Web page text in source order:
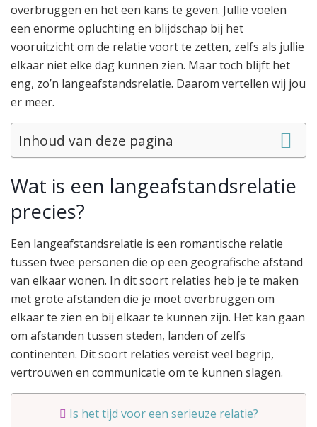
overbruggen en het een kans te geven. Jullie voelen
een enorme opluchting en blijdschap bij het
vooruitzicht om de relatie voort te zetten, zelfs als jullie
elkaar niet elke dag kunnen zien. Maar toch blijft het
eng, zo’n langeafstandsrelatie. Daarom vertellen wij jou
er meer.
Inhoud van deze pagina
Wat is een langeafstandsrelatie
precies?
Een langeafstandsrelatie is een romantische relatie
tussen twee personen die op een geografische afstand
van elkaar wonen. In dit soort relaties heb je te maken
met grote afstanden die je moet overbruggen om
elkaar te zien en bij elkaar te kunnen zijn. Het kan gaan
om afstanden tussen steden, landen of zelfs
continenten. Dit soort relaties vereist veel begrip,
vertrouwen en communicatie om te kunnen slagen.
Is het tijd voor een serieuze relatie?